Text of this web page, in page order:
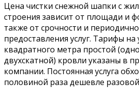
Цена чистки снежной шапки с
строения зависит от площади и
также от срочности и
предоставления услуг. Тарифы на
квадратного метра простой
двухскатной) кровли указаны в
компании. Постоянная услуга
половиной раза дешевле